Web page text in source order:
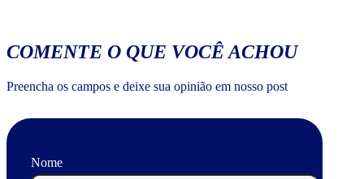
COMENTE O QUE VOCÊ ACHOU
Preencha os campos e deixe sua opinião em nosso post
Nome